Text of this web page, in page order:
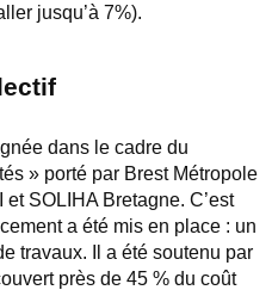
jusqu’à 7%).
dans le cadre du
» porté par Brest Métropole
SOLIHA Bretagne. C’est
a été mis en place : un
travaux. Il a été soutenu par
près de 45 % du coût